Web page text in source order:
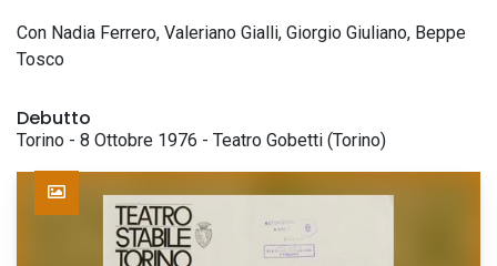
Con Nadia Ferrero, Valeriano Gialli, Giorgio Giuliano, Beppe
Tosco
Debutto
Torino - 8 Ottobre 1976 - Teatro Gobetti (Torino)